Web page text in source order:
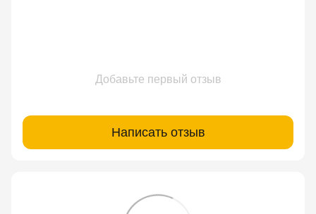
Добавьте первый отзыв
Написать отзыв